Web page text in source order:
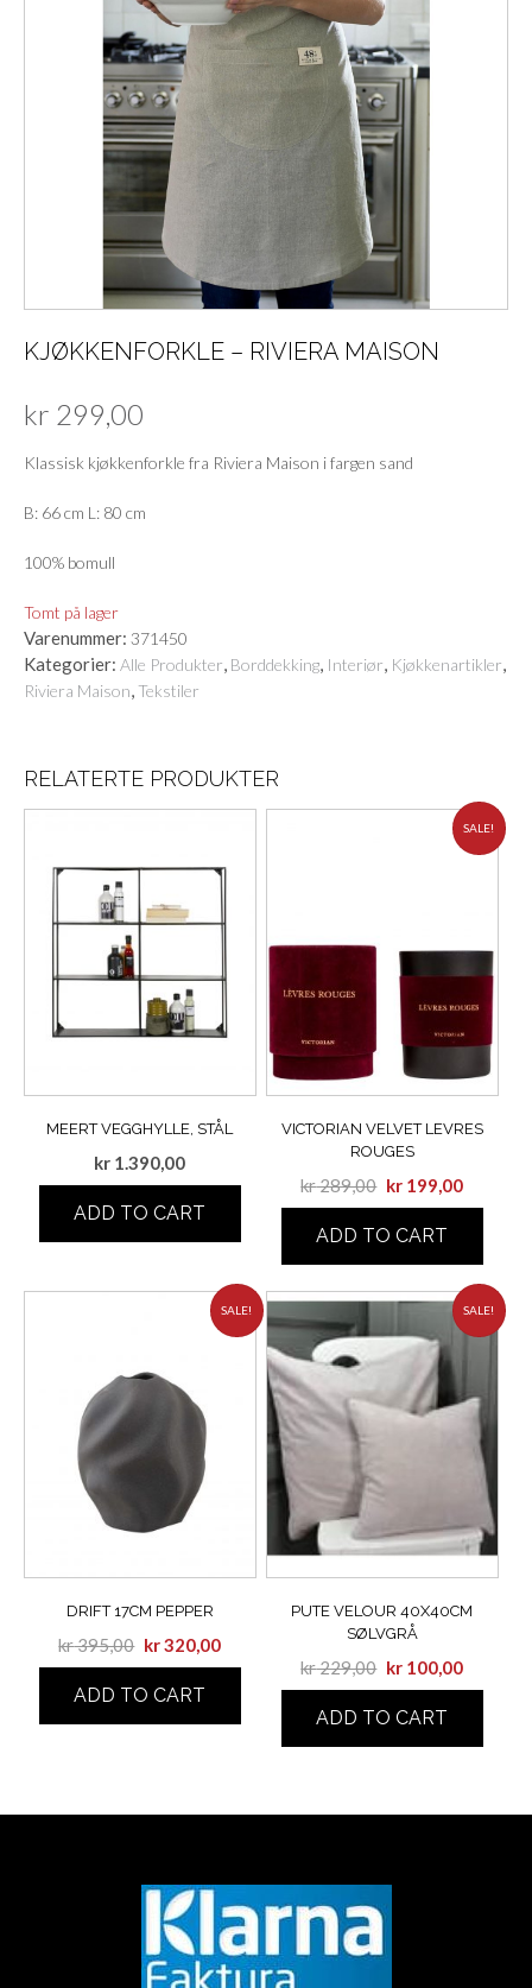
KJØKKENFORKLE – RIVIERA MAISON
kr 299,00
Klassisk kjøkkenforkle fra Riviera Maison i fargen sand
B: 66 cm L: 80 cm
100% bomull
Tomt på lager
Varenummer: 371450
Kategorier: Alle Produkter Borddekking Interiør Kjøkkenartikler
Riviera Maison Tekstiler
RELATERTE PRODUKTER
MEERT VEGGHYLLE, STÅL
kr 1.390,00
ADD TO CART
SALE!
VICTORIAN VELVET LEVRES
ROUGES
kr289,00 kr 199,00
ADD TO CART
SALE!
DRIFT 17CM PEPPER
kr395,00 kr320,00
ADD TO CART
SALE!
PUTE VELOUR 40X40CM
SØLVGRÅ
kr229,00 kr 100,00
ADD TO CART